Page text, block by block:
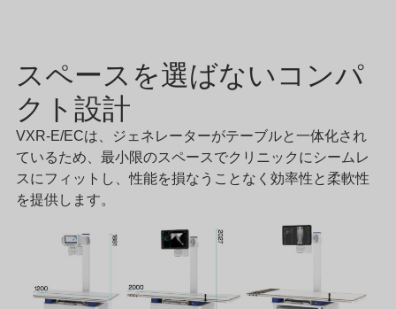
スペースを選ばないコンパ
クト設計
VXR-E/ECは、ジェネレーターがテーブルと一体化され
ているため、最小限のスペースでクリニックにシームレ
スにフィットし、性能を損なうことなく効率性と柔軟性
を提供します。